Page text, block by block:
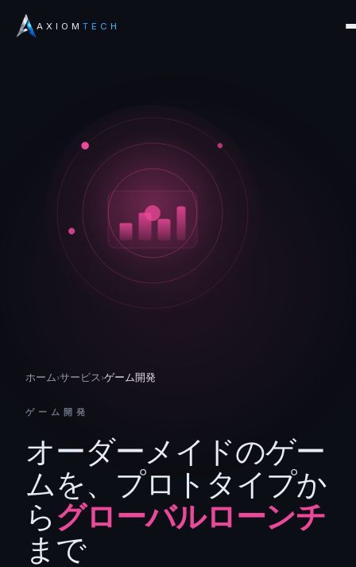
AXIOM TECH
ホーム›サービス ›ゲーム開発
ゲーム開発
オーダーメイドのゲー
ムを、プロトタイプか
ら グローバルローンチ
まで